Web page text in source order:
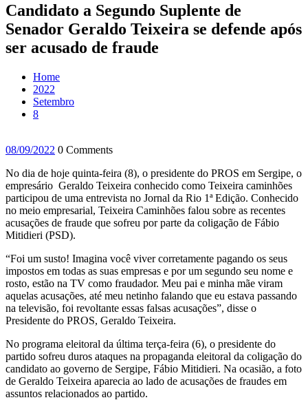
Candidato a Segundo Suplente de
Senador Geraldo Teixeira se defende após
ser acusado de fraude
Home
2022
Setembro
8
08/09/2022 0 Comments
No dia de hoje quinta-feira (8), o presidente do PROS em Sergipe, o
empresário Geraldo Teixeira conhecido como Teixeira caminhões
participou de uma entrevista no Jornal da Rio 1ª Edição. Conhecido
no meio empresarial, Teixeira Caminhões falou sobre as recentes
acusações de fraude que sofreu por parte da coligação de Fábio
Mitidieri (PSD).
“Foi um susto! Imagina você viver corretamente pagando os seus
impostos em todas as suas empresas e por um segundo seu nome e
rosto, estão na TV como fraudador. Meu pai e minha mãe viram
aquelas acusações, até meu netinho falando que eu estava passando
na televisão, foi revoltante essas falsas acusações”, disse o
Presidente do PROS, Geraldo Teixeira.
No programa eleitoral da última terça-feira (6), o presidente do
partido sofreu duros ataques na propaganda eleitoral da coligação do
candidato ao governo de Sergipe, Fábio Mitidieri. Na ocasião, a foto
de Geraldo Teixeira aparecia ao lado de acusações de fraudes em
assuntos relacionados ao partido.